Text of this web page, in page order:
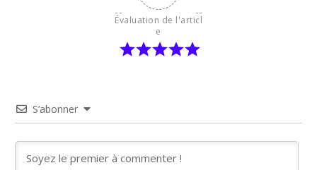
Évaluation de l'articl
e
S’abonner